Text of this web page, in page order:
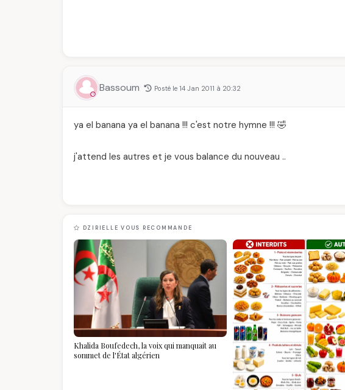
Bassoum Posté le 14 Jan 2011 à 20:32
ya el banana ya el banana !!! c'est notre hymne !!! 🤣
j'attend les autres et je vous balance du nouveau ..
DZIRIELLE VOUS RECOMMANDE
Khalida Boufedech, la voix qui manquait au
sommet de l'État algérien